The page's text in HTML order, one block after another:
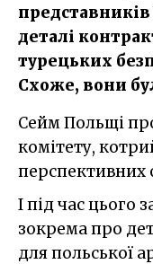
деталі
турецьких
Схоже, вони
Сейм Польщі провів засідання профільного
комітету,
перспективних
І під час цього
зокрема про
для польської